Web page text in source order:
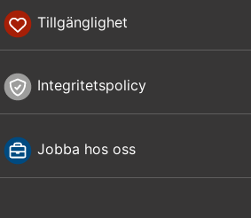
I Dalarna finns en uppsjö av olika
att välja mellan, vare sig det är
närhet till Mälardalen till
som lockar. Det är bara att välja
dig ut för att upptäcka Dalarna!
Tillgänglighet
Integritetspolicy
Jobba hos oss